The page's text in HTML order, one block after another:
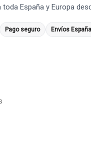
España y Europa
Pago seguro Envíos